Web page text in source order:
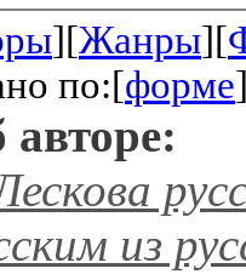
][Жанры][
по:[форме
авторе:
из